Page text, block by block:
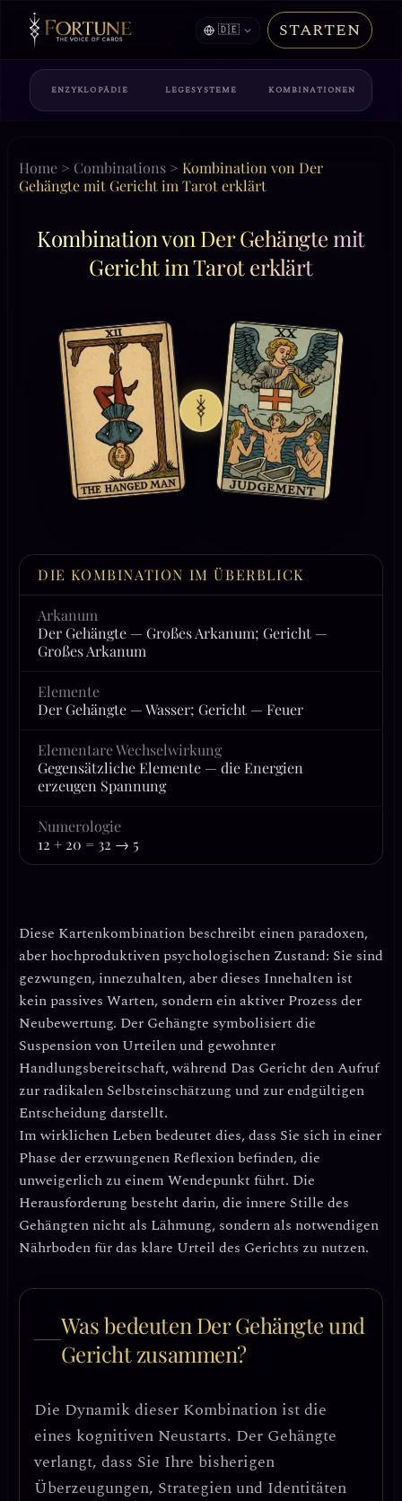
🇩🇪 STARTEN
ENZYKLOPÄDIE LEGESYSTEME KOMBINATIONEN
Home > Combinations > Kombination von Der
Gehängte mit Gericht im Tarot erklärt
Kombination von Der Gehängte mit
Gericht im Tarot erklärt
DIE KOMBINATION IM ÜBERBLICK
Arkanum
Der Gehängte — Großes Arkanum; Gericht —
Großes Arkanum
Elemente
Der Gehängte — Wasser; Gericht — Feuer
Elementare Wechselwirkung
Gegensätzliche Elemente — die Energien
erzeugen Spannung
Numerologie
12 + 20 = 32 → 5
Diese Kartenkombination beschreibt einen paradoxen,
aber hochproduktiven psychologischen Zustand: Sie sind
gezwungen, innezuhalten, aber dieses Innehalten ist
kein passives Warten, sondern ein aktiver Prozess der
Neubewertung. Der Gehängte symbolisiert die
Suspension von Urteilen und gewohnter
Handlungsbereitschaft, während Das Gericht den Aufruf
zur radikalen Selbsteinschätzung und zur endgültigen
Entscheidung darstellt.
Im wirklichen Leben bedeutet dies, dass Sie sich in einer
Phase dererzwungenen Reflexion befinden, die
unweigerlich zu einem Wendepunkt führt. Die
Herausforderung besteht darin, die innere Stille des
Gehängten nicht als Lähmung, sondern als notwendigen
Nährboden für das klare Urteil des Gerichts zu nutzen.
Was bedeuten Der Gehängte und
Gericht zusammen?
Die Dynamik dieser Kombination ist die
eines kognitiven Neustarts. Der Gehängte
verlangt, dass Sie Ihre bisherigen
Überzeugungen, Strategien und Identitäten